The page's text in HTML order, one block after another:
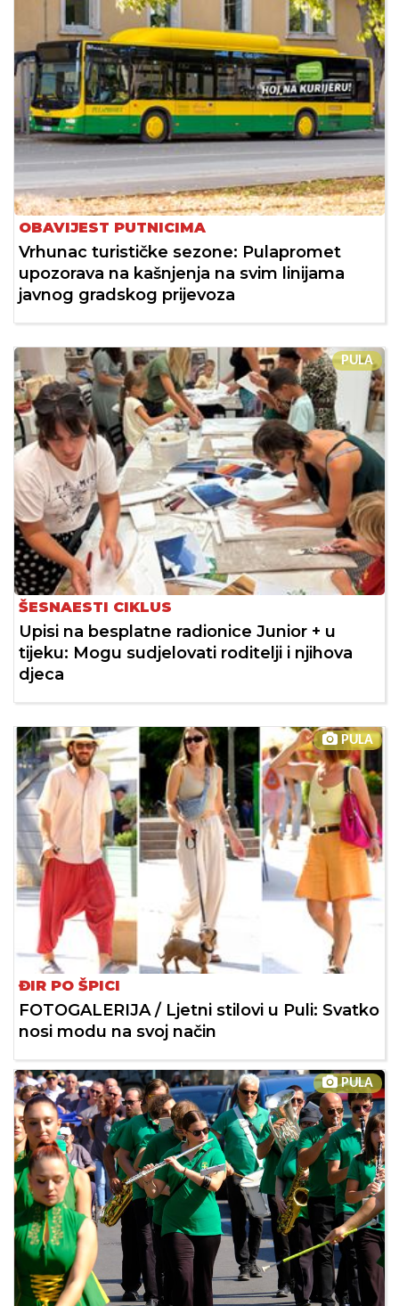
OBAVIJEST PUTNICIMA
Vrhunac turističke sezone: Pulapromet
upozorava na kašnjenja na svim linijama
javnog gradskog prijevoza
PULA
ŠESNAESTI CIKLUS
Upisi na besplatne radionice Junior + u
tijeku: Mogu sudjelovati roditelji i njihova
djeca
PULA
ĐIR PO ŠPICI
FOTOGALERIJA / Ljetni stilovi u Puli: Svatko
nosi modu na svoj način
PULA